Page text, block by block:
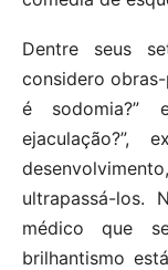
Dentre seus
considero
é sodomia?”
ejaculação?”,
ultrapassá-los.
médico que
brilhantismo